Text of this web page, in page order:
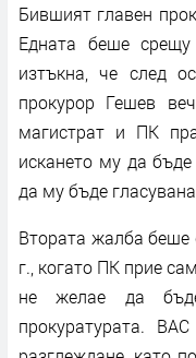
Бившият главен
Едната беше
изтъкна, че след
прокурор Гешев
магистрат и ПК
искането му да
да му бъде
Втората жалба
г., когато ПК прие
не желае да
прокуратурата.